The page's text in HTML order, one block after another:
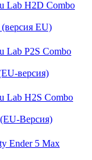
EU)
версия)
Версия)